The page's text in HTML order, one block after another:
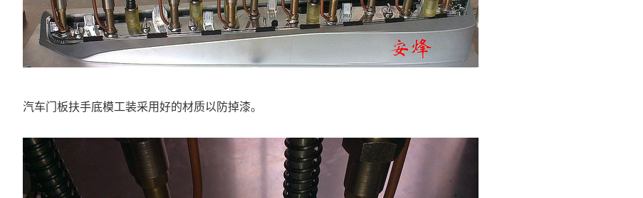
汽车门板扶手底模工装采用好的材质以防掉漆。